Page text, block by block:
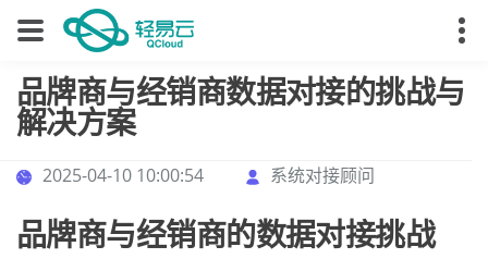
品牌商与经销商数据对接的挑战与
解决方案
2025-04-10 10:00:54 系统对接顾问
品牌商与经销商的数据对接挑战